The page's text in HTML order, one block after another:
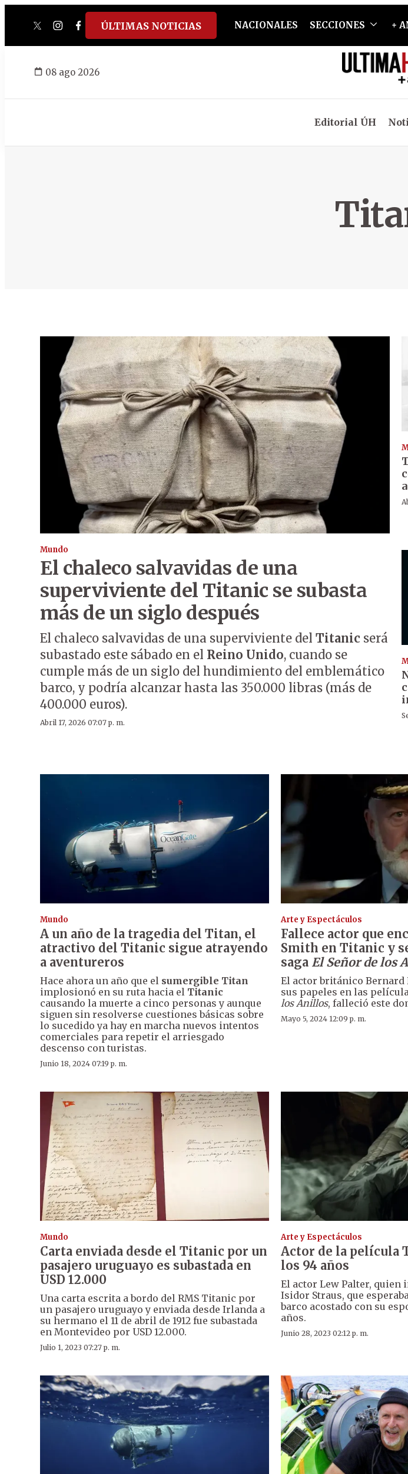
twitterinstagram
facebook
tiktokyoutube
spotify
ÚLTIMAS NOTICIAS NACIONALES SECCIONES +
08 ago 2026
Editorial ÚH
Mundo
El chaleco salvavidas de una
superviviente del Titanic se subasta
más de un siglo después
El chaleco salvavidas de una superviviente del Titanic será
subastado este sábado en el Reino Unido, cuando se
cumple más de un siglo del hundimiento del emblemático
barco, y podría alcanzar hasta las 350.000 libras (más de
400.000 euros).
Abril 17, 2026 07:07 p. m.
Mundo
A un año de la tragedia del Titan, el
atractivo del Titanic sigue atrayendo
a aventureros
Hace ahora un año que el sumergible Titan
implosionó en su ruta hacia el Titanic
causando la muerte a cinco personas y aunque
siguen sin resolverse cuestiones básicas sobre
lo sucedido ya hay en marcha nuevos intentos
comerciales para repetir el arriesgado
descenso con turistas.
Junio 18, 2024 07:19 p. m.
Arte y Espectáculos
Fallece actor que
Smith en Titanic y
saga El Señor de los
El actor británico
sus papeles en las
los Anillos, falleció este
Mayo 5, 2024 12:09 p. m.
Mundo
Carta enviada desde el Titanic por un
pasajero uruguayo es subastada en
USD 12.000
Una carta escrita a bordo del RMS Titanic por
un pasajero uruguayo y enviada desde Irlanda a
su hermano el 11 de abril de 1912 fue subastada
en Montevideo por USD 12.000.
Julio 1, 2023 07:27 p. m.
Arte y Espectáculos
Actor de la película
los 94 años
El actor Lew Palter, quien
Isidor Straus, que
barco acostado con su
años.
Junio 28, 2023 02:12 p. m.